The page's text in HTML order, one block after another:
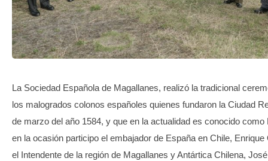
La Sociedad Española de Magallanes, realizó la tradicional
los malogrados colonos españoles quienes fundaron la Ciudad
de marzo del año 1584, y que en la actualidad es conocido como
en la ocasión participo el embajador de España en Chile,
el Intendente de la región de Magallanes y Antártica Chilena,